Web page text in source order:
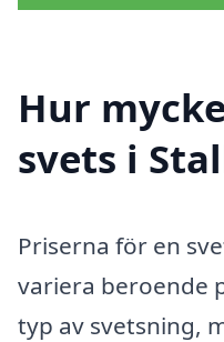
Hur
svets i
Priserna för en
variera beroende
typ av svetsning,